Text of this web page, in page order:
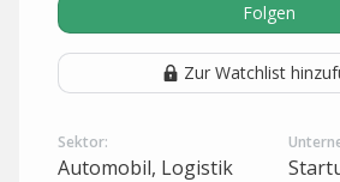
Folgen
Zur Watchlist
Sektor:
Automobil, Logistik